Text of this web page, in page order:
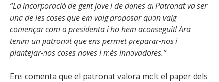
“La incorporació de gent jove i de dones al Patronat va ser
una de les coses que em vaig proposar quan vaig
començar com a presidenta i ho hem aconseguit! Ara
tenim un patronat que ens permet preparar-nos i
plantejar-nos coses noves i més innovadores.”
Ens comenta que el patronat valora molt el paper dels